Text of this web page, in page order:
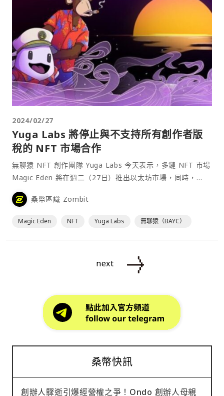
2024/02/27
Yuga Labs 將停止與不支持所有創作者版
稅的 NFT 市場合作
無聊猿 NFT 創作團隊 Yuga Labs 今天表示，多鏈 NFT 市場
Magic Eden 將在週二（27日）推出以太坊市場，同時，
Yuga Labs 宣布將停止支援不支持所有創作者版稅的市場平
台。⋯桑幣區識 Zombit
Magic Eden NFT Yuga Labs 無聊猿（BAYC）
next
桑幣快訊
創辦人驟逝引爆經營權之爭！Ondo 創辦人母親